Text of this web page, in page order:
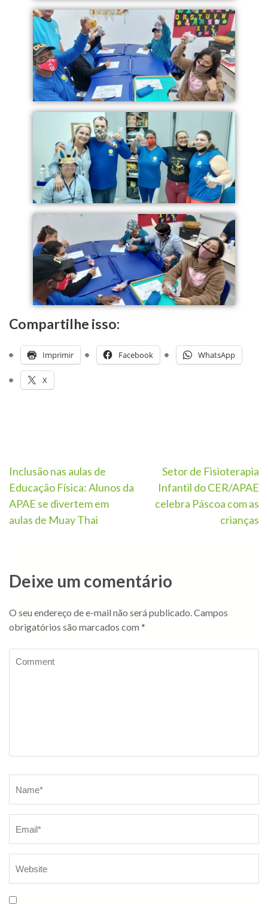
Compartilhe isso:
Imprimir Facebook WhatsApp
X
Inclusão nas aulas de
Educação Física: Alunos da
APAE se divertem em
aulas de Muay Thai
Setor de Fisioterapia
Infantil do CER/APAE
celebra Páscoa com as
crianças
Deixe um comentário
O seu endereço de e-mail não será publicado.Campos
obrigatórios são marcados com *